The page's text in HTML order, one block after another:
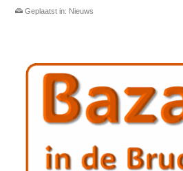
Geplaatst in: Nieuws